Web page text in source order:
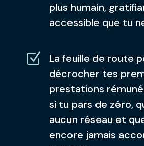
plus humain,
accessible que tu
Z
La feuille de route
décrocher tes
prestations
si tu pars de zéro,
aucun réseau et
encore jamais